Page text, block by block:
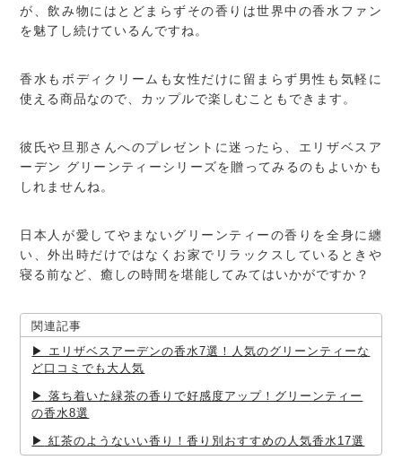
が、飲み物にはとどまらずその香りは世界中の香水ファン
を魅了し続けているんですね。
香水もボディクリームも女性だけに留まらず男性も気軽に
使える商品なので、カップルで楽しむこともできます。
彼氏や旦那さんへのプレゼントに迷ったら、エリザベスア
ーデン グリーンティーシリーズを贈ってみるのもよいかも
しれませんね。
日本人が愛してやまないグリーンティーの香りを全身に纏
い、外出時だけではなくお家でリラックスしているときや
寝る前など、癒しの時間を堪能してみてはいかがですか？
関連記事
エリザベスアーデンの香水7選！人気のグリーンティーな
ど口コミでも大人気
落ち着いた緑茶の香りで好感度アップ！グリーンティー
の香水8選
紅茶のようないい香り！香り別おすすめの人気香水17選